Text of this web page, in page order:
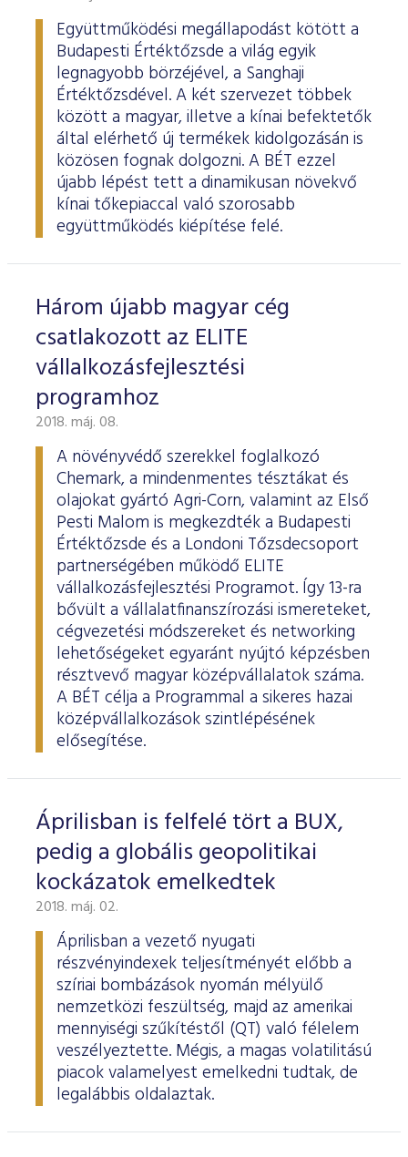
Együttműködési megállapodást kötött a
Budapesti Értéktőzsde a világ egyik
legnagyobb börzéjével, a Sanghaji
Értéktőzsdével. A két szervezet többek
között a magyar, illetve a kínai befektetők
által elérhető új termékek kidolgozásán is
közösen fognak dolgozni. A BÉT ezzel
újabb lépést tett a dinamikusan növekvő
kínai tőkepiaccal való szorosabb
együttműködés kiépítése felé.
Három újabb magyar cég
csatlakozott az ELITE
vállalkozásfejlesztési
programhoz
2018. máj. 08.
A növényvédő szerekkel foglalkozó
Chemark, a mindenmentes tésztákat és
olajokat gyártó Agri-Corn, valamint az Első
Pesti Malom is megkezdték a Budapesti
Értéktőzsde és a Londoni Tőzsdecsoport
partnerségében működő ELITE
vállalkozásfejlesztési Programot. Így 13-ra
bővült a vállalatfinanszírozási ismereteket,
cégvezetési módszereket és networking
lehetőségeket egyaránt nyújtó képzésben
résztvevő magyar középvállalatok száma.
A BÉT célja a Programmal a sikeres hazai
középvállalkozások szintlépésének
elősegítése.
Áprilisban is felfelé tört a BUX,
pedig a globális geopolitikai
kockázatok emelkedtek
2018. máj. 02.
Áprilisban a vezető nyugati
részvényindexek teljesítményét előbb a
szíriai bombázások nyomán mélyülő
nemzetközi feszültség, majd az amerikai
mennyiségi szűkítéstől (QT) való félelem
veszélyeztette. Mégis, a magas volatilitású
piacok valamelyest emelkedni tudtak, de
legalábbis oldalaztak.